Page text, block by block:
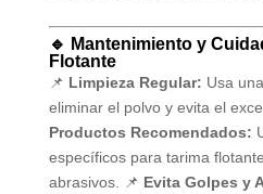
🔹 Mantenimiento y
Flotante
📌 Limpieza Regular: Usa
eliminar el polvo y evita el
Productos Recomendados:
específicos para tarima
abrasivos. 📌 Evita Golpes y